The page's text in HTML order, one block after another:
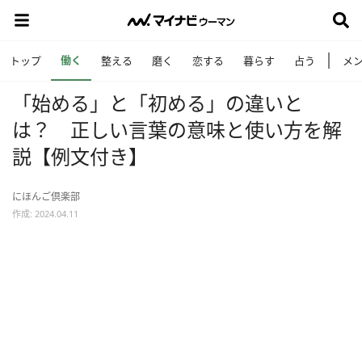
トップ 働く 整える 磨く 恋する 暮らす 占う メ
「始める」と「初める」の違いと
は？ 正しい言葉の意味と使い方を解
説【例文付き】
にほんご倶楽部
作成: 2024.04.11